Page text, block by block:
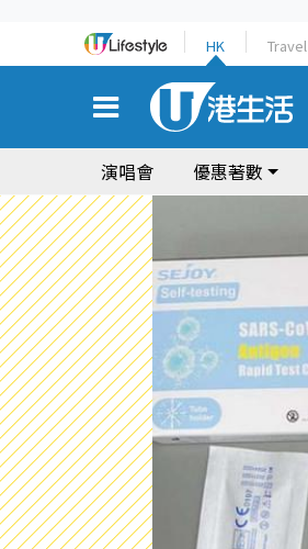
HK Travel
演唱會 優惠著數